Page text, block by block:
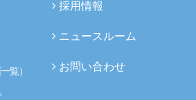
覧）
採用情報
ニュースルーム
お問い合わせ